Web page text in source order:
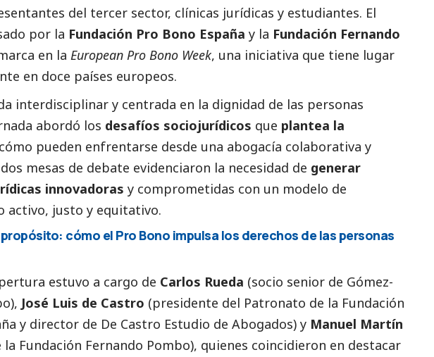
del tercer sector, clínicas jurídicas y estudiantes. El
por la Fundación Pro Bono España y la Fundación Fernando
en la European Pro Bono Week, una iniciativa que tiene lugar
en doce países europeos.
interdisciplinar y centrada en la dignidad de las personas
abordó los desafíos sociojurídicos que plantea la
pueden enfrentarse desde una abogacía colaborativa y
mesas de debate evidenciaron la necesidad de generar
innovadoras y comprometidas con un modelo de
activo, justo y equitativo.
cómo el Pro Bono impulsa los derechos de las personas
estuvo a cargo de Carlos Rueda (socio senior de Gómez-
José Luis de Castro (presidente del Patronato de la Fundación
y director de De Castro Estudio de Abogados) y Manuel Martín
Fundación Fernando Pombo), quienes coincidieron en destacar